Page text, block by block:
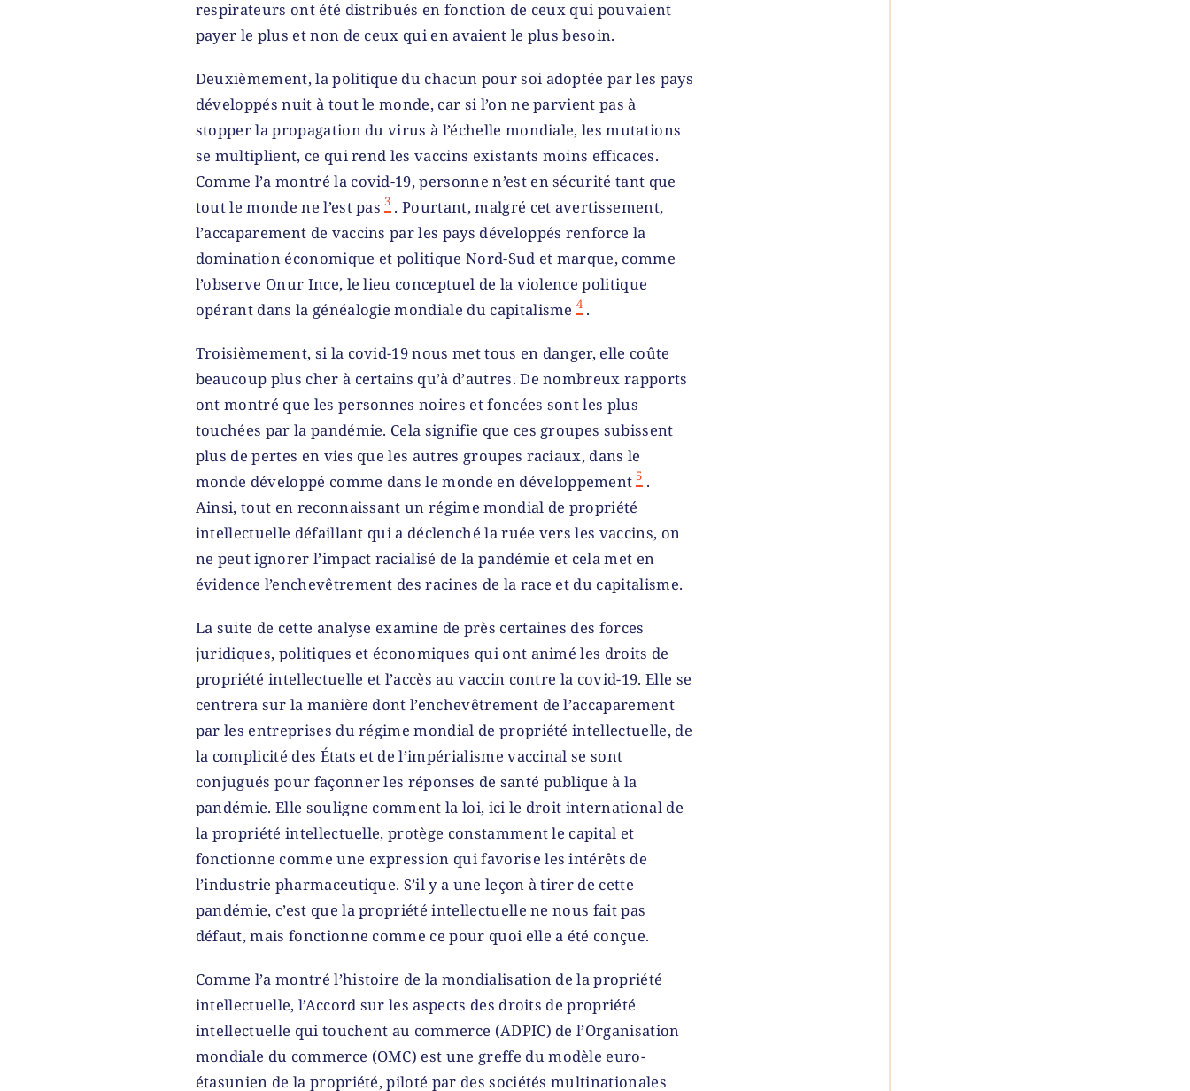
respirateurs ont été distribués en fonction de ceux qui pouvaient
payer le plus et non de ceux qui en avaient le plus besoin.
Deuxièmement, la politique du chacun pour soi adoptée par les pays
développés nuit à tout le monde, car si l’on ne parvient pas à
stopper la propagation du virus à l’échelle mondiale, les mutations
se multiplient, ce qui rend les vaccins existants moins efficaces.
Comme l’a montré la covid-19, personne n’est en sécurité tant que
tout le monde ne l’est pas 3 . Pourtant, malgré cet avertissement,
l’accaparement de vaccins par les pays développés renforce la
domination économique et politique Nord-Sud et marque, comme
l’observe Onur Ince, le lieu conceptuel de la violence politique
opérant dans la généalogie mondiale du capitalisme 4 .
Troisièmement, si la covid-19 nous met tous en danger, elle coûte
beaucoup plus cher à certains qu’à d’autres. De nombreux rapports
ont montré que les personnes noires et foncées sont les plus
touchées par la pandémie. Cela signifie que ces groupes subissent
plus de pertes en vies que les autres groupes raciaux, dans le
monde développé comme dans le monde en développement 5 .
Ainsi, tout en reconnaissant un régime mondial de propriété
intellectuelle défaillant qui a déclenché la ruée vers les vaccins, on
ne peut ignorer l’impact racialisé de la pandémie et cela met en
évidence l’enchevêtrement des racines de la race et du capitalisme.
La suite de cette analyse examine de près certaines des forces
juridiques, politiques et économiques qui ont animé les droits de
propriété intellectuelle et l’accès au vaccin contre la covid-19. Elle se
centrera sur la manière dont l’enchevêtrement de l’accaparement
par les entreprises du régime mondial de propriété intellectuelle, de
la complicité des États et de l’impérialisme vaccinal se sont
conjugués pour façonner les réponses de santé publique à la
pandémie. Elle souligne comment la loi, ici le droit international de
la propriété intellectuelle, protège constamment le capital et
fonctionne comme une expression qui favorise les intérêts de
l’industrie pharmaceutique. S’il y a une leçon à tirer de cette
pandémie, c’est que la propriété intellectuelle ne nous fait pas
défaut, mais fonctionne comme ce pour quoi elle a été conçue.
Comme l’a montré l’histoire de la mondialisation de la propriété
intellectuelle, l’Accord sur les aspects des droits de propriété
intellectuelle qui touchent au commerce (ADPIC) de l’Organisation
mondiale du commerce (OMC) est une greffe du modèle euro-
étasunien de la propriété, piloté par des sociétés multinationales